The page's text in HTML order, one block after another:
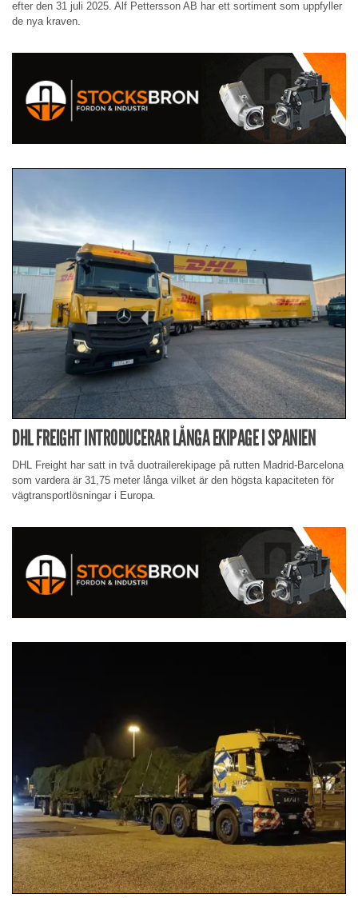
efter den 31 juli 2025. Alf Pettersson AB har ett sortiment som uppfyller
de nya kraven.
DHL FREIGHT INTRODUCERAR LÅNGA EKIPAGE I SPANIEN
DHL Freight har satt in två duotrailerekipage på rutten Madrid-Barcelona
som vardera är 31,75 meter långa vilket är den högsta kapaciteten för
vägtransportlösningar i Europa.